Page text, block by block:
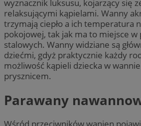
wyznacznik luksusu, kojarzący się
relaksującymi kąpielami. Wanny
trzymają ciepło a ich temperatura
pokojowej, tak jak ma to miejsce
stalowych. Wanny widziane są
dziećmi, gdyż praktycznie każdy
możliwość kąpieli dziecka w
prysznicem.
Parawany